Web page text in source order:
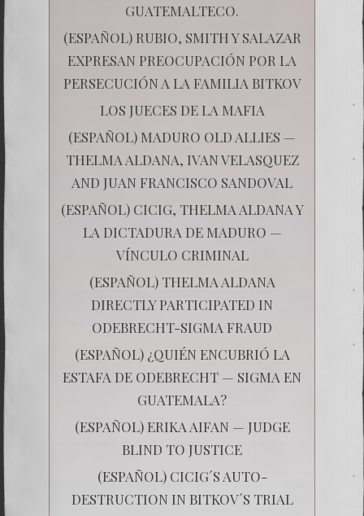
GUATEMALTECO.
(ESPAÑOL) RUBIO, SMITH Y SALAZAR
EXPRESAN PREOCUPACIÓN POR LA
PERSECUCIÓN A LA FAMILIA BITKOV
LOS JUECES DE LA MAFIA
(ESPAÑOL) MADURO OLD ALLIES —
THELMA ALDANA, IVAN VELASQUEZ
AND JUAN FRANCISCO SANDOVAL
(ESPAÑOL) CICIG, THELMA ALDANA Y
LA DICTADURA DE MADURO —
VÍNCULO CRIMINAL
(ESPAÑOL) THELMA ALDANA
DIRECTLY PARTICIPATED IN
ODEBRECHT-SIGMA FRAUD
(ESPAÑOL) ¿QUIÉN ENCUBRIÓ LA
ESTAFA DE ODEBRECHT — SIGMA EN
GUATEMALA?
(ESPAÑOL) ERIKA AIFAN — JUDGE
BLIND TO JUSTICE
(ESPAÑOL) CICIG´S AUTO-
DESTRUCTION IN BITKOV´S TRIAL